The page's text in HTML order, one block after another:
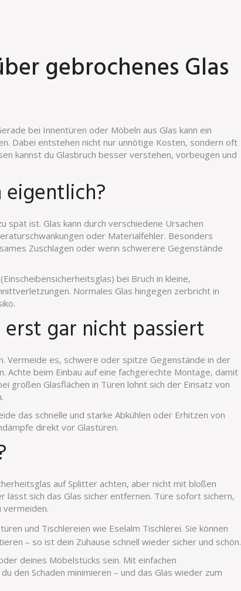
gebrochenes Glas
bei Innentüren oder Möbeln aus Glas kann ein
Dabei entstehen nicht nur unnötige Kosten, sondern oft
kannst du Glasbruch besser verstehen, vorbeugen und
spät ist. Glas kann durch verschiedene Ursachen
oder Materialfehler. Besonders
Zuschlagen oder wenn schwerere Gegenstände
bei Bruch in kleine,
Normales Glas hingegen zerbricht in
gar nicht passiert
Vermeide es, schwere oder spitze Gegenstände in der
Achte beim Einbau auf eine fachgerechte Montage, damit
großen Glasflächen in Türen lohnt sich der Einsatz von
das schnelle und starke Abkühlen oder Erhitzen von
direkt vor Glastüren.
auf Splitter achten, aber nicht mit bloßen
lässt sich das Glas sicher entfernen. Türe sofort sichern,
vermeiden.
und Tischlereien wie Eselalm Tischlerei. Sie können
– so ist dein Zuhause schnell wieder sicher und schön.
deines Möbelstücks sein. Mit einfachen
den Schaden minimieren – und das Glas wieder zum